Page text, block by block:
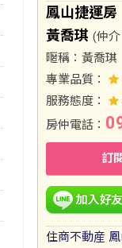
鳳山捷運房
黃喬琪 (仲
暱稱： 黃喬琪
專業品質：
服務態度：
房仲電話：
訂
住商不動産